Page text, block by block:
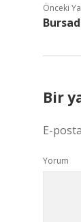
Önceki
Bir
E-
Yorum